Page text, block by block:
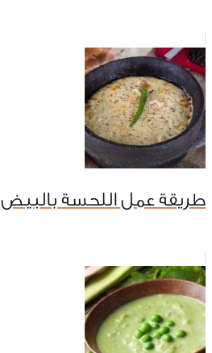
طريقة عمل اللحسة بالبيض